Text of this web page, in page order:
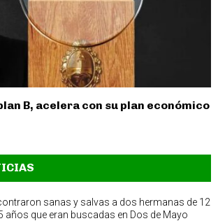
B, acelera con su plan económico
sanas y salvas a dos hermanas de 12
años que eran buscadas en Dos de Mayo